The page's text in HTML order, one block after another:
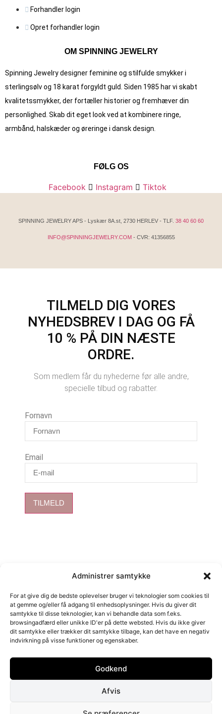
Administrer samtykke
For at give dig de bedste oplevelser bruger vi teknologier som cookies til
at gemme og/eller få adgang til enhedsoplysninger. Hvis du giver dit
samtykke til disse teknologier, kan vi behandle data som f.eks.
browsingadfærd eller unikke ID'er på dette websted. Hvis du ikke giver
dit samtykke eller trækker dit samtykke tilbage, kan det have en negativ
indvirkning på visse funktioner og egenskaber.
Godkend
Afvis
Forhandler login
Opret forhandler login
OM SPINNING JEWELRY
Spinning Jewelry designer feminine og stilfulde smykker i
sterlingsølv og 18 karat forgyldt guld. Siden 1985 har vi skabt
kvalitets­smykker, der fortæller historier og fremhæver din
personlighed. Skab dit eget look ved at kombinere ringe,
armbånd, halskæder og øreringe i dansk design.
FØLG OS
Facebook Instagram Tiktok
SPINNING JEWELRY APS - Lyskær 8A.st, 2730 HERLEV - TLF. 38 40 60 60
INFO@SPINNINGJEWELRY.COM- CVR: 41356855
TILMELD DIG VORES
NYHEDSBREV I DAG OG FÅ
10 % PÅ DIN NÆSTE
ORDRE.
Som medlem får du nyhederne før alle andre,
specielle tilbud og rabatter.
Fornavn
Email
TILMELD
Kurv
Close cart
Din kurv er tom.
Det ser ud til, at du ikke har truffet et valg endnu.
Anvend